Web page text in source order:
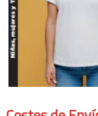
Costes de Envío